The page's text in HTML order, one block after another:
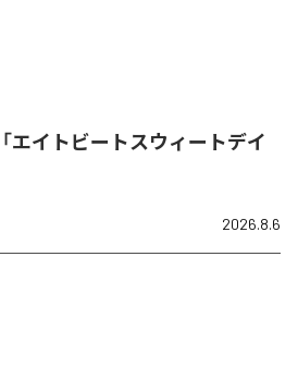
エイトビートスウィートデイ
2026.8.6